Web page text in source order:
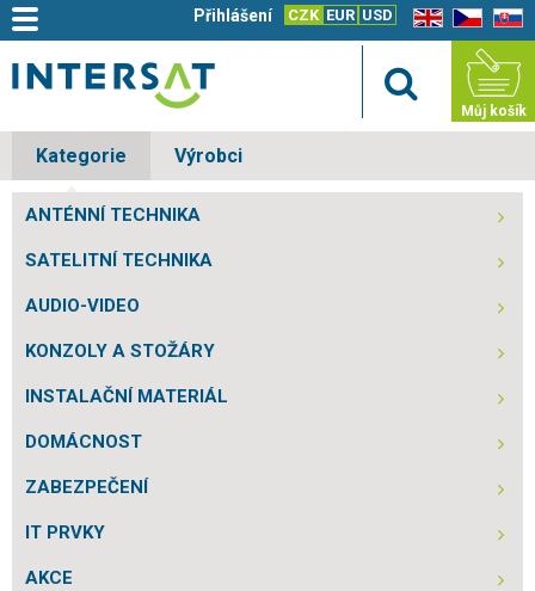
EN CZ SK
CZK EUR USD
Přihlášení
Můj košík
Kategorie Výrobci
ANTÉNNÍ TECHNIKA
SATELITNÍ TECHNIKA
AUDIO-VIDEO
KONZOLY A STOŽÁRY
INSTALAČNÍ MATERIÁL
DOMÁCNOST
ZABEZPEČENÍ
IT PRVKY
AKCE